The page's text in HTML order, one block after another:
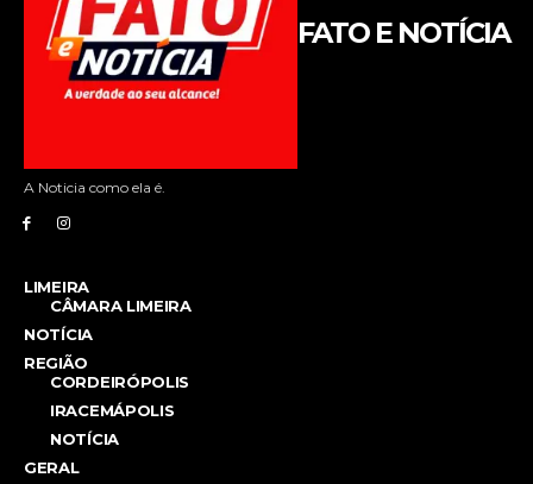
FATO E NOTÍCIA
A Noticia como ela é.
LIMEIRA
CÂMARA LIMEIRA
NOTÍCIA
REGIÃO
CORDEIRÓPOLIS
IRACEMÁPOLIS
NOTÍCIA
GERAL